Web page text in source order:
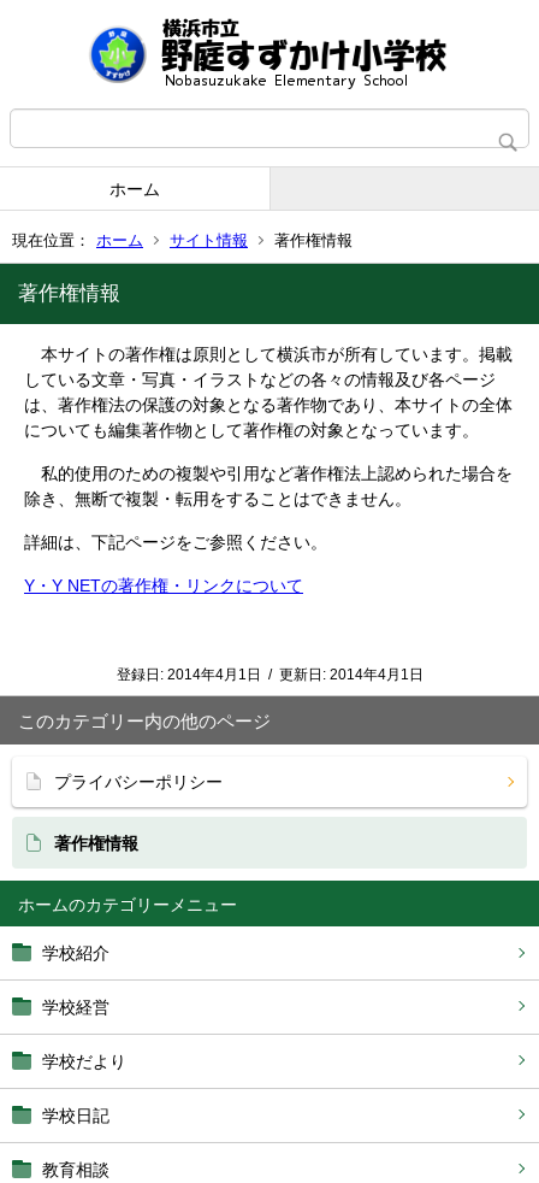
ホーム
現在位置： ホーム サイト情報 著作権情報
ホーム
学校紹介
学校経営
学校だより
学校日記
教育相談
著作権情報
本サイトの著作権は原則として横浜市が所有しています。掲載
している文章・写真・イラストなどの各々の情報及び各ページ
は、著作権法の保護の対象となる著作物であり、本サイトの全体
についても編集著作物として著作権の対象となっています。
私的使用のための複製や引用など著作権法上認められた場合を
除き、無断で複製・転用をすることはできません。
詳細は、下記ページをご参照ください。
Y・Y NETの著作権・リンクについて
登録日: 2014年4月1日 / 更新日: 2014年4月1日
このカテゴリー内の他のページ
プライバシーポリシー
著作権情報